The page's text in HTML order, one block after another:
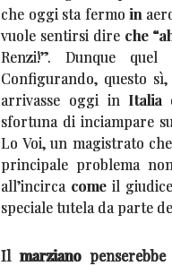
che oggi sta fermo in
vuole sentirsi dire che
Renzi!”. Dunque
Configurando, questo
arrivasse oggi in Italia
sfortuna di inciampare
Lo Voi, un magistrato
principale problema
all’incirca come il
speciale tutela da parte
Il marziano